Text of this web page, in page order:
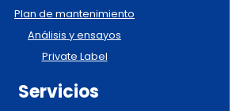
Plan de mantenimiento
Análisis y ensayos
Private Label
Servicios